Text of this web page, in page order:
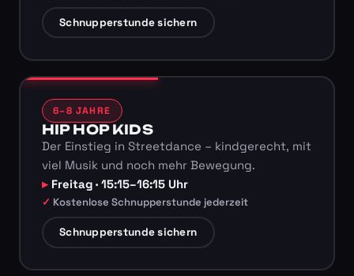
Schnupperstunde sichern
6–8 JAHRE
HIP HOP KIDS
Der Einstieg in Streetdance – kindgerecht, mit
viel Musik und noch mehr Bewegung.
Freitag · 15:15–16:15 Uhr
Kostenlose Schnupperstunde jederzeit
Schnupperstunde sichern